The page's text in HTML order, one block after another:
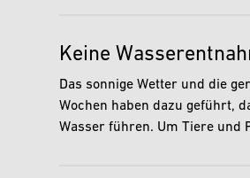
Keine
Das sonnige Wetter und die
Wochen haben dazu geführt,
Wasser führen. Um Tiere